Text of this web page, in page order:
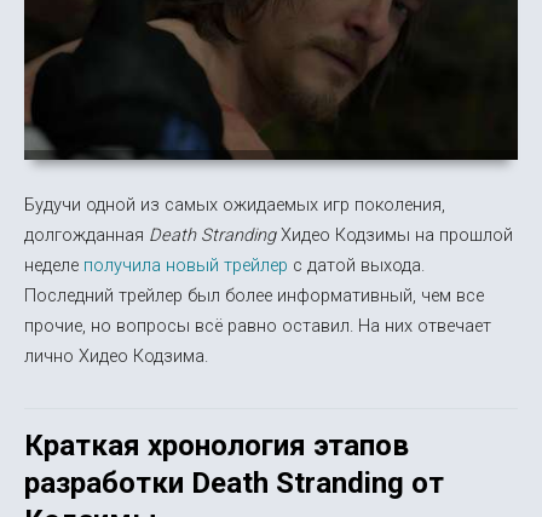
Будучи одной из самых ожидаемых игр поколения,
долгожданная Death StrandingХидео Кодзимы на прошлой
неделе получила новый трейлер с датой выхода.
Последний трейлер был более информативный, чем все
прочие, но вопросы всё равно оставил. На них отвечает
лично Хидео Кодзима.
Краткая хронология этапов
разработки Death Stranding от